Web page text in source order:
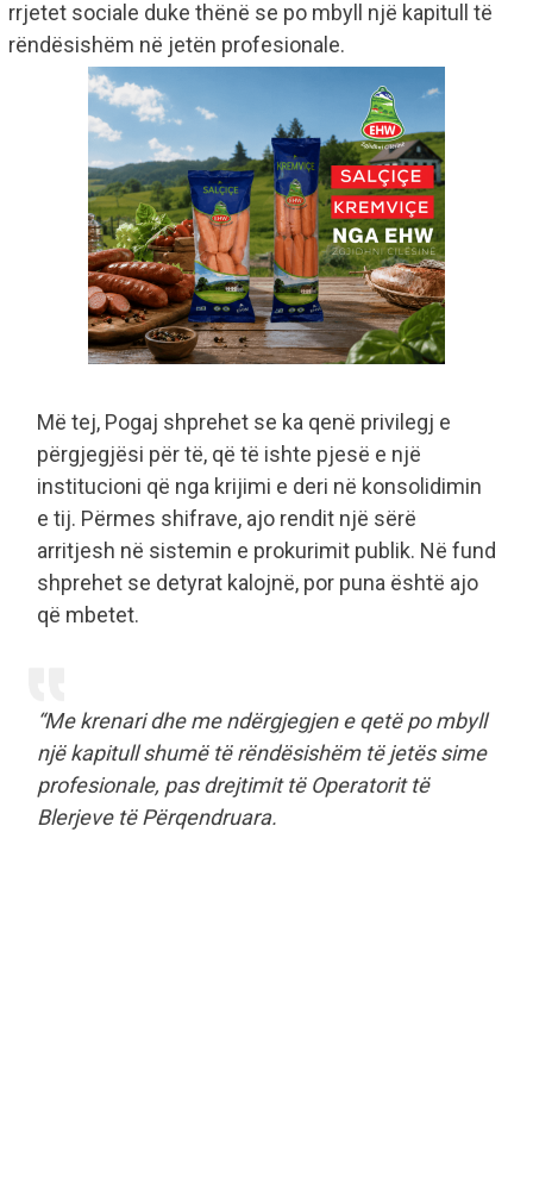
rrjetet sociale duke thënë se po mbyll një kapitull të
rëndësishëm në jetën profesionale.
Më tej, Pogaj shprehet se ka qenë privilegj e
përgjegjësi për të, që të ishte pjesë e një
institucioni që nga krijimi e deri në konsolidimin
e tij. Përmes shifrave, ajo rendit një sërë
arritjesh në sistemin e prokurimit publik. Në fund
shprehet se detyrat kalojnë, por puna është ajo
që mbetet.
“Me krenari dhe me ndërgjegjen e qetë po mbyll
një kapitull shumë të rëndësishëm të jetës sime
profesionale, pas drejtimit të Operatorit të
Blerjeve të Përqendruara.